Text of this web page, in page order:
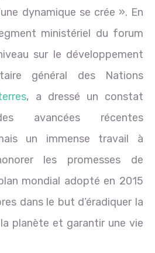
dynamique se crée ». En
ministériel du forum
sur le développement
général des Nations
, a dressé un constat
avancées récentes
un immense travail à
les promesses de
mondial adopté en 2015
dans le but d’éradiquer la
planète et garantir une vie